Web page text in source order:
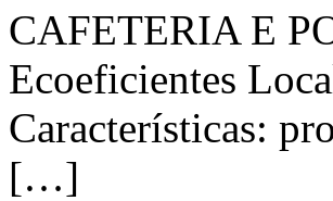
CAFETERIA E
Ecoeficientes
Características:
[…]